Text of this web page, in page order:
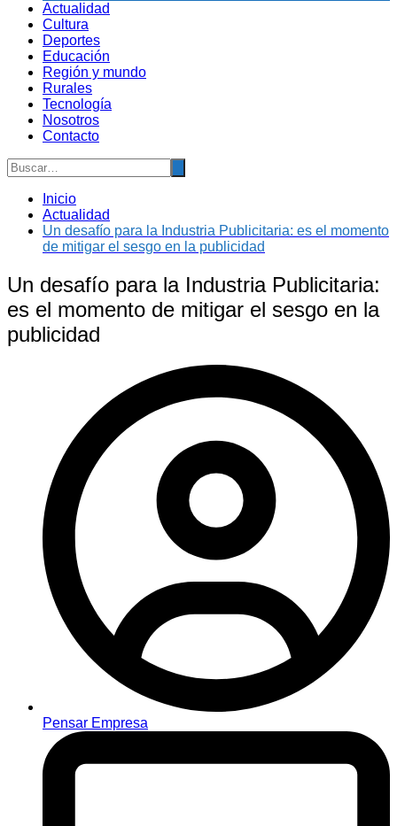
Actualidad
Cultura
Deportes
Educación
Región y mundo
Rurales
Tecnología
Nosotros
Contacto
Inicio
Actualidad
Un desafío para la Industria Publicitaria: es el momento
de mitigar el sesgo en la publicidad
Un desafío para la Industria Publicitaria:
es el momento de mitigar el sesgo en la
publicidad
Pensar Empresa